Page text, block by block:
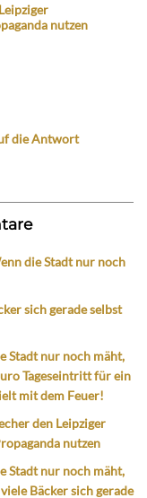
nutzen
die Antwort
die Stadt nur noch
sich gerade selbst
Stadt nur noch mäht,
Tageseintritt für ein
mit dem Feuer!
den Leipziger
nutzen
Stadt nur noch mäht,
Bäcker sich gerade